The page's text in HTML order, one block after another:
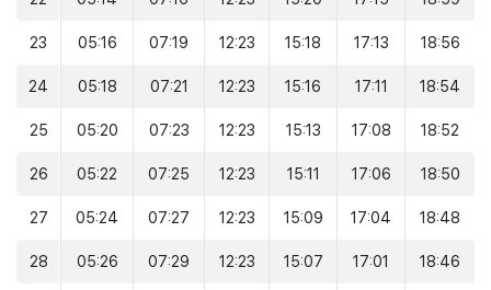
23 05:16 07:19 12:23 15:18 17:13 18:56
24 05:18 07:21 12:23 15:16 17:11 18:54
25 05:20 07:23 12:23 15:13 17:08 18:52
26 05:22 07:25 12:23 15:11 17:06 18:50
27 05:24 07:27 12:23 15:09 17:04 18:48
28 05:26 07:29 12:23 15:07 17:01 18:46